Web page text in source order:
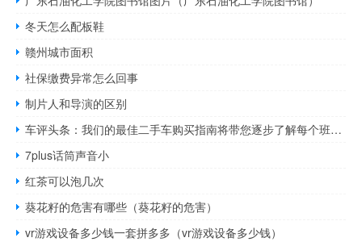
冬天怎么配板鞋
赣州城市面积
社保缴费异常怎么回事
制片人和导演的区别
车评头条：我们的最佳二手车购买指南将带您逐步了解每个班级提供的产品
7plus话筒声音小
红茶可以泡几次
葵花籽的危害有哪些（葵花籽的危害）
vr游戏设备多少钱一套拼多多（vr游戏设备多少钱）